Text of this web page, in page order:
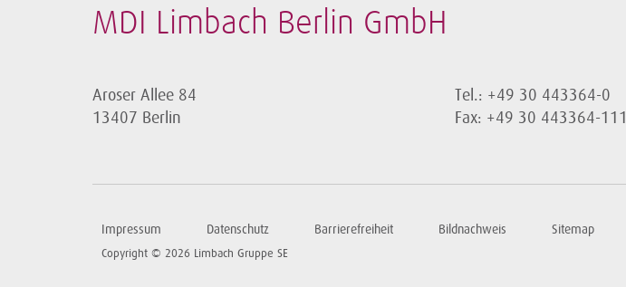
MDI Limbach Berlin GmbH
Aroser Allee 84
13407 Berlin
Tel.: +49 30 443364-0
Fax: +49 30 443364-111
Impressum Datenschutz Barrierefreiheit Bildnachweis Sitemap
Copyright © 2026 Limbach Gruppe SE